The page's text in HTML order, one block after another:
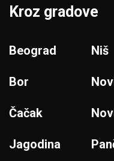
Kroz gradove
Beograd
Bor
Čačak
Jagodina
Niš